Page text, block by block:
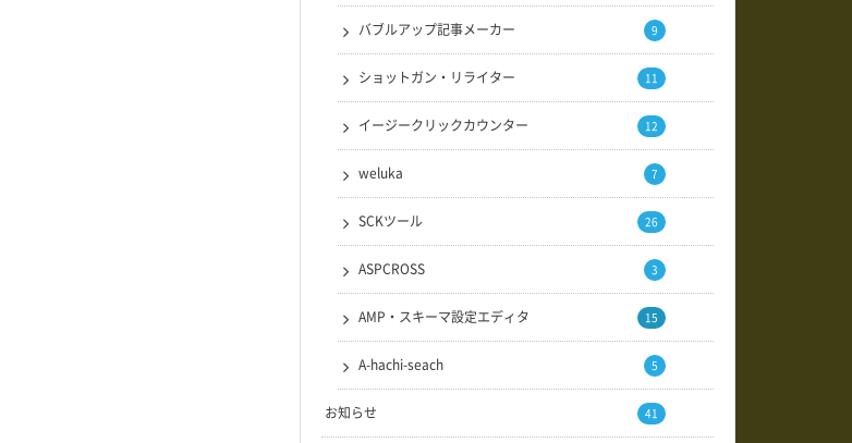
バブルアップ記事メーカー 9
ショットガン・リライター 11
イージークリックカウンター 12
weluka 7
SCKツール 26
ASPCROSS 3
AMP・スキーマ設定エディタ 15
A-hachi-seach 5
お知らせ 41